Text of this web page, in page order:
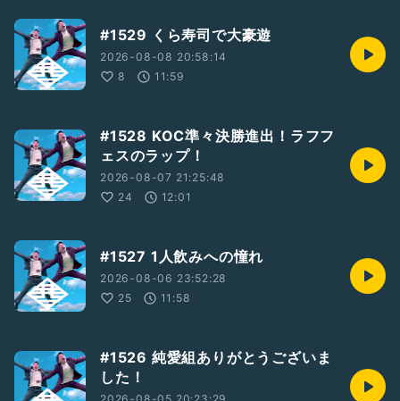
#1529 くら寿司で大豪遊
2026-08-08 20:58:14
8
11:59
#1528 KOC準々決勝進出！ラフフ
ェスのラップ！
2026-08-07 21:25:48
24
12:01
#1527 1人飲みへの憧れ
2026-08-06 23:52:28
25
11:58
#1526 純愛組ありがとうございま
した！